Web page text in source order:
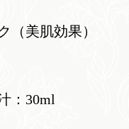
（美肌効果）
：30ml